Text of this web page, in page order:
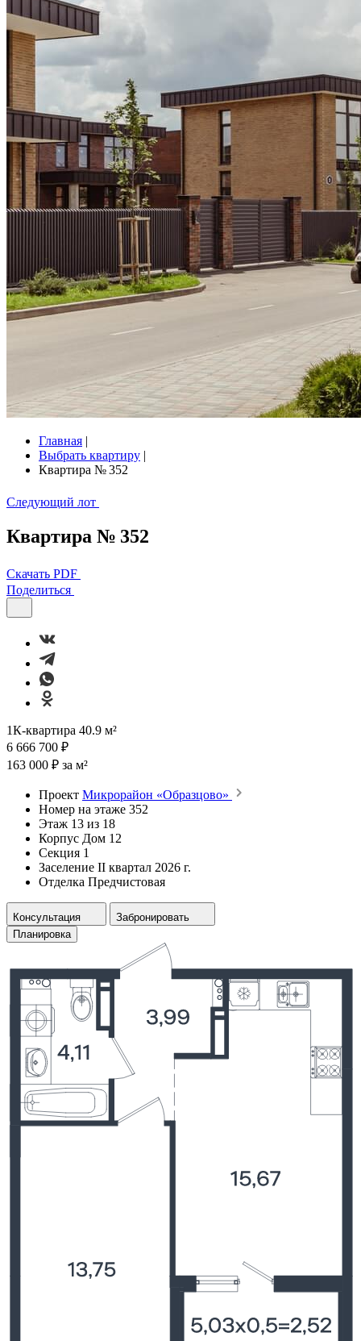
Главная |
Выбрать квартиру |
Квартира № 352
Следующий лот
Квартира № 352
Скачать PDF
Поделиться
1К-квартира 40.9 м²
6 666 700 ₽
163 000 ₽ за м²
Проект Микрорайон «Образцово»
Номер на этаже 352
Этаж 13 из 18
Корпус Дом 12
Секция 1
Заселение II квартал 2026 г.
Отделка Предчистовая
Консультация
Забронировать
Планировка